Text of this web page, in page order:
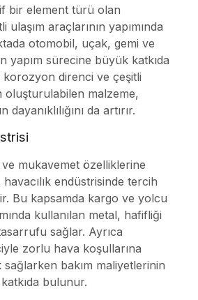
bir element türü olan
araçlarının yapımında
otomobil, uçak, gemi ve
yapım sürecine büyük katkıda
direnci ve çeşitli
oluşturulabilen malzeme,
dayanıklılığını da artırır.
mukavemet özelliklerine
endüstrisinde tercih
Bu kapsamda kargo ve yolcu
kullanılan metal, hafifliği
sağlar. Ayrıca
zorlu hava koşullarına
sağlarken bakım maliyetlerinin
bulunur.